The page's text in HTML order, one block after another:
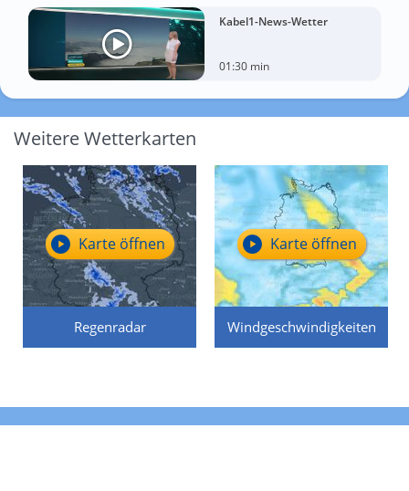
Kabel1-News-Wetter
01:30 min
Weitere Wetterkarten
Regenradar
Karte öffnen
Windgeschwindigkeiten
Karte öffnen